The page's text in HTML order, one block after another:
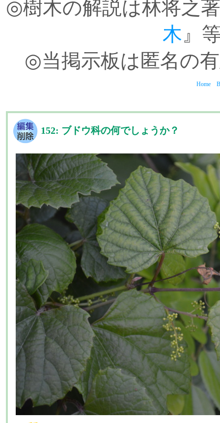
◎樹木の解説は林将之
木』
◎当掲示板は匿名の
Home
152: ブドウ科の何でしょうか？